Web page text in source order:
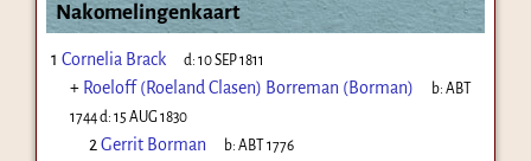
Nakomelingenkaart
1 Cornelia Brack d:10 SEP 1811
+ Roeloff (Roeland Clasen) Borreman (Borman) b:ABT
1744d: 15 AUG 1830
2 Gerrit Borman b:ABT 1776